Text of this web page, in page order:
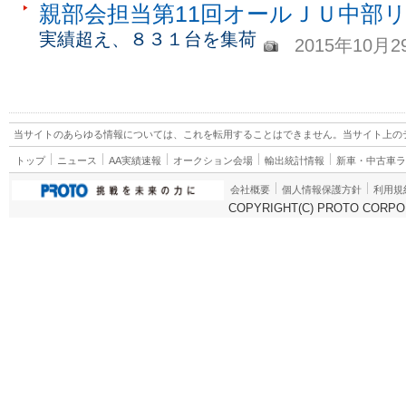
親部会担当第11回オールＪＵ中部
実績超え、８３１台を集荷 2015年10月
当サイトのあらゆる情報については、これを転用することはできません。当サイト上
トップ ニュース AA実績速報 オークション会場 輸出統計情報 新車・中古車
会社概要 個人情報保護方針 利用規
COPYRIGHT(C) PROTO